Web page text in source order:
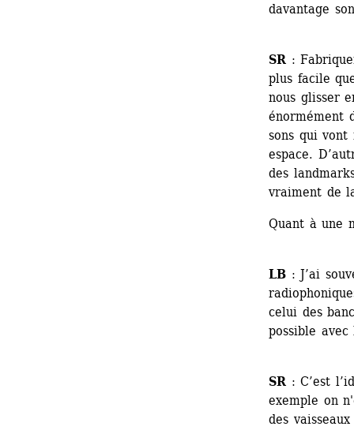
davantage
SR :
plus facile
nous glisser
énormément
sons qui vont
espace.
des
vraiment de
Quant à une
LB : J’ai
celui des
possible
SR : C’est
exemple on
des